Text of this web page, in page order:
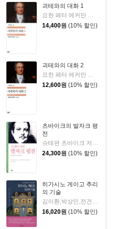
괴테와의 대화 1
요한 페터 에커만 저/장희창 역
14,400원 (10% 할인)
괴테와의 대화 2
요한 페터 에커만 저/장희창 역
12,600원 (10% 할인)
츠바이크의 발자크 평
전
슈테판 츠바이크 저/안인희 역
24,300원 (10% 할인)
히가시노 게이고 추리
의 기술
김이환,박상민,전건우,정명섭,조동신 저
16,020원 (10% 할인)